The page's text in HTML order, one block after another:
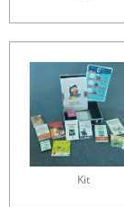
Kit